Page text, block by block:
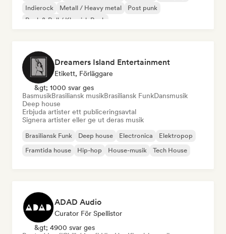
Indierock
Metall / Heavy metal
Post punk
Rock & Roll / Klassisk Rock
Dreamers Island Entertainment
Etikett, Förläggare
&gt; 1000 svar ges
BasmusikBrasiliansk musikBrasiliansk FunkDansmusik
Deep house
Erbjuda artister ett publiceringsavtal
Signera artister eller ge ut deras musik
Brasiliansk Funk Deep house Electronica
Elektropop
Framtida house
Hip-hop House-musik Tech House
ADAD Audio
Curator För Spellistor
&gt; 4900 svar ges